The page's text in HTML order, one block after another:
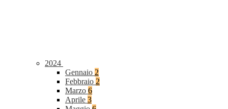
2024
Gennaio 2
Febbraio 2
Marzo 6
Aprile 3